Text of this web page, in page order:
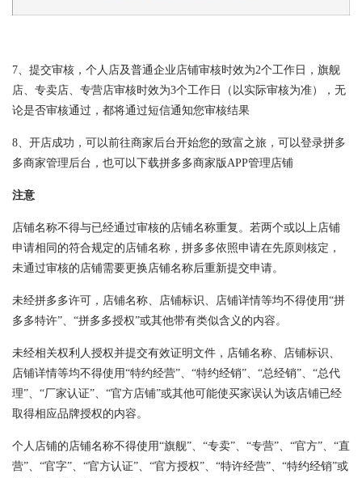
7、提交审核，个人店及普通企业店铺审核时效为2个工作日，旗舰
店、专卖店、专营店审核时效为3个工作日（以实际审核为准），无
论是否审核通过，都将通过短信通知您审核结果
8、开店成功，可以前往商家后台开始您的致富之旅，可以登录拼多
多商家管理后台，也可以下载拼多多商家版APP管理店铺
注意
店铺名称不得与已经通过审核的店铺名称重复。若两个或以上店铺
申请相同的符合规定的店铺名称，拼多多依照申请在先原则核定，
未通过审核的店铺需要更换店铺名称后重新提交申请。
未经拼多多许可，店铺名称、店铺标识、店铺详情等均不得使用“拼
多多特许”、“拼多多授权”或其他带有类似含义的内容。
未经相关权利人授权并提交有效证明文件，店铺名称、店铺标识、
店铺详情等均不得使用“特约经营”、“特约经销”、“总经销”、“总代
理”、“厂家认证”、“官方店铺”或其他可能使买家误认为该店铺已经
取得相应品牌授权的内容。
个人店铺的店铺名称不得使用“旗舰”、“专卖”、“专营”、“官方”、“直
营”、“官字”、“官方认证”、“官方授权”、“特许经营”、“特约经销”或